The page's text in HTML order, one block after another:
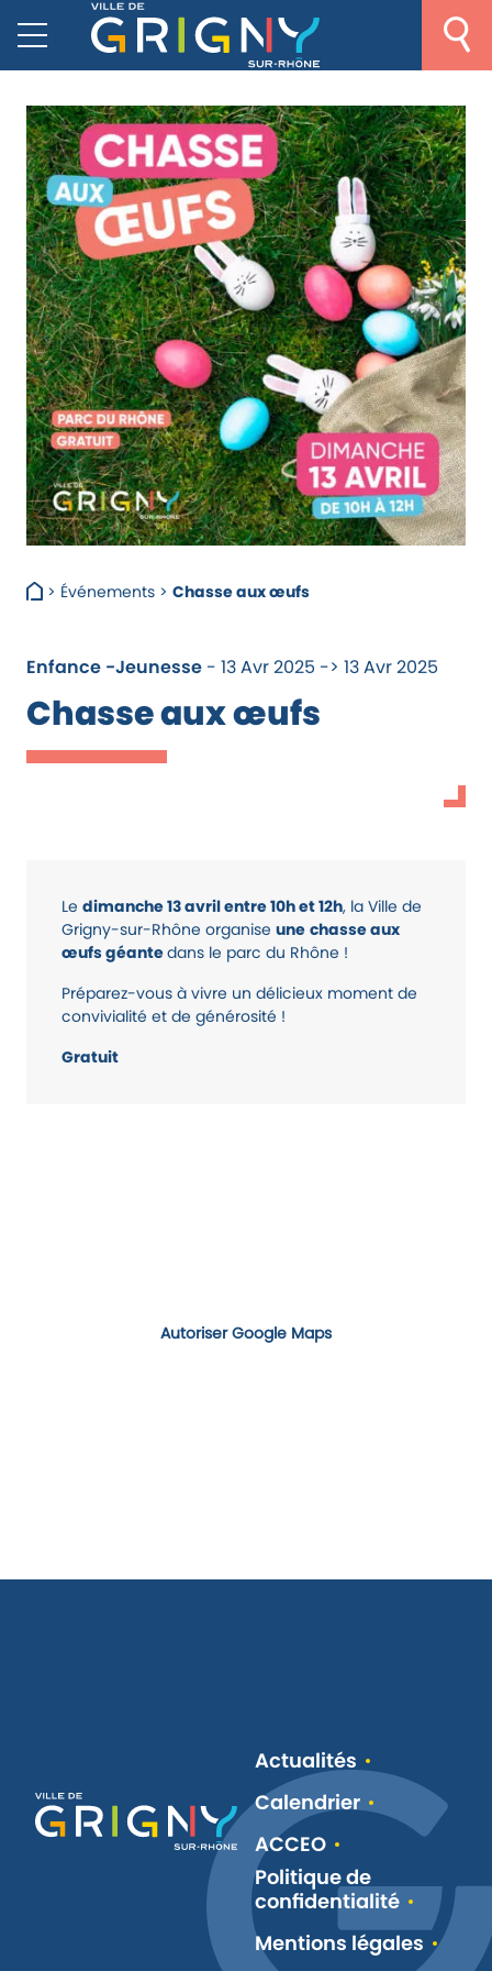
> Événements> Chasse aux œufs
Enfance -Jeunesse - 13 Avr 2025 -> 13 Avr 2025
Chasse aux œufs
Le dimanche 13 avril entre 10h et 12h, la Ville de
Grigny-sur-Rhône organise une chasse aux
œufs géantedans le parc du Rhône !
Préparez-vous à vivre un délicieux moment de
convivialité et de générosité !
Gratuit
Autoriser Google Maps
Actualités
Calendrier
ACCEO
Politique de
confidentialité
Mentions légales